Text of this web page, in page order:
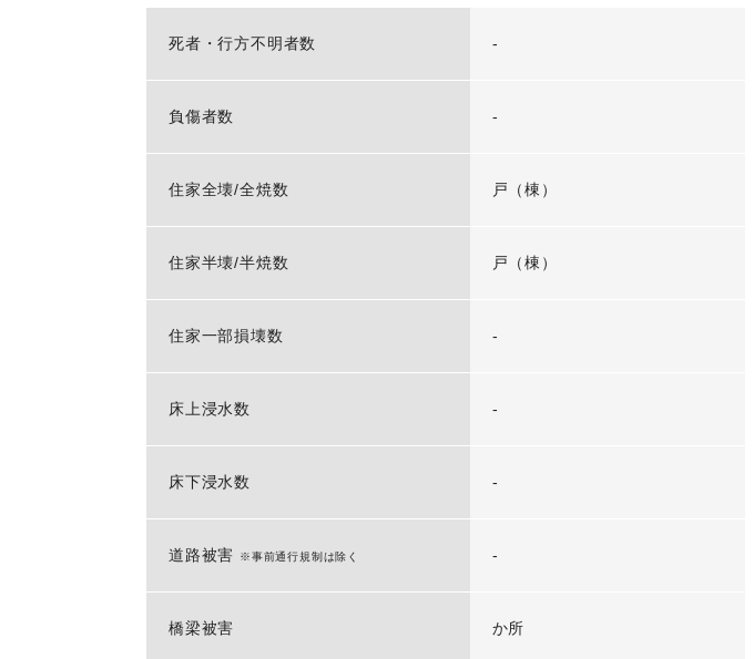
死者・行方不明者数 -
負傷者数 -
住家全壊/全焼数 戸（棟）
住家半壊/半焼数 戸（棟）
住家一部損壊数 -
床上浸水数 -
床下浸水数 -
道路被害 ※事前通行規制は除く -
橋梁被害 か所